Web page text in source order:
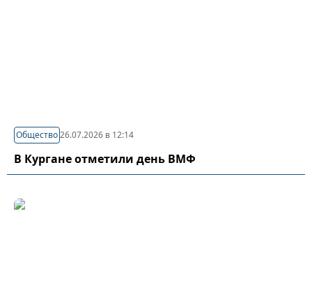
Общество26.07.2026 в 12:14
В Кургане отметили день ВМФ